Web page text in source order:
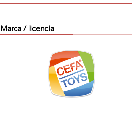
Marca / licencia